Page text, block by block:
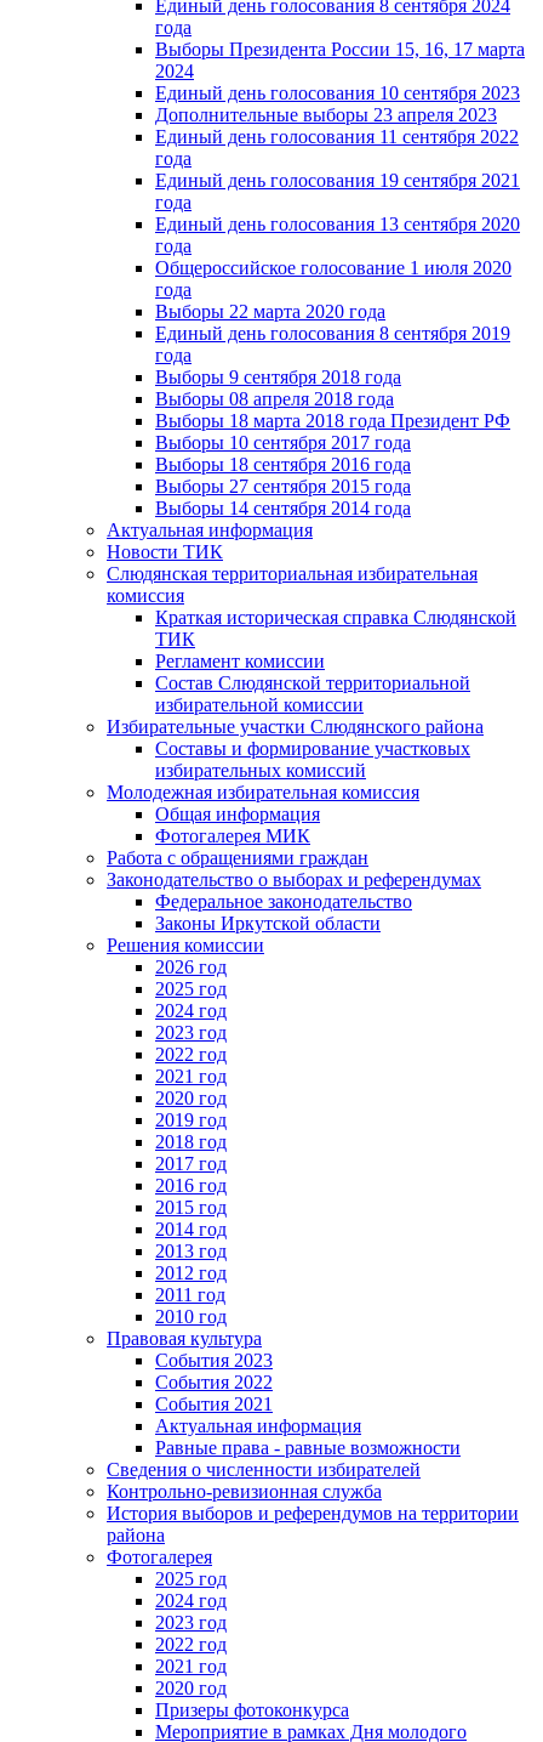
Единый день голосования 8 сентября 2024
года
Выборы Президента России 15, 16, 17 марта
2024
Единый день голосования 10 сентября 2023
Дополнительные выборы 23 апреля 2023
Единый день голосования 11 сентября 2022
года
Единый день голосования 19 сентября 2021
года
Единый день голосования 13 сентября 2020
года
Общероссийское голосование 1 июля 2020
года
Выборы 22 марта 2020 года
Единый день голосования 8 сентября 2019
года
Выборы 9 сентября 2018 года
Выборы 08 апреля 2018 года
Выборы 18 марта 2018 года Президент РФ
Выборы 10 сентября 2017 года
Выборы 18 сентября 2016 года
Выборы 27 сентября 2015 года
Выборы 14 сентября 2014 года
Актуальная информация
Новости ТИК
Слюдянская территориальная избирательная
комиссия
Краткая историческая справка Слюдянской
ТИК
Регламент комиссии
Состав Слюдянской территориальной
избирательной комиссии
Избирательные участки Слюдянского района
Составы и формирование участковых
избирательных комиссий
Молодежная избирательная комиссия
Общая информация
Фотогалерея МИК
Работа с обращениями граждан
Законодательство о выборах и референдумах
Федеральное законодательство
Законы Иркутской области
Решения комиссии
2026 год
2025 год
2024 год
2023 год
2022 год
2021 год
2020 год
2019 год
2018 год
2017 год
2016 год
2015 год
2014 год
2013 год
2012 год
2011 год
2010 год
Правовая культура
События 2023
События 2022
События 2021
Актуальная информация
Равные права - равные возможности
Сведения о численности избирателей
Контрольно-ревизионная служба
История выборов и референдумов на территории
района
Фотогалерея
2025 год
2024 год
2023 год
2022 год
2021 год
2020 год
Призеры фотоконкурса
Мероприятие в рамках Дня молодого